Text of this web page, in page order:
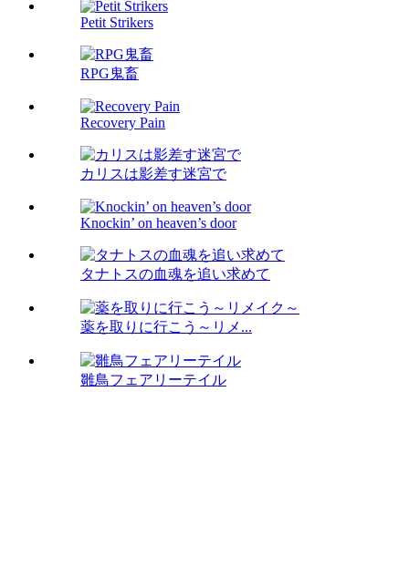
Petit Strikers
RPG鬼畜
Recovery Pain
カリスは影差す迷宮で
Knockin’ on heaven’s door
タナトスの血魂を追い求めて
薬を取りに行こう～リメ...
雛鳥フェアリーテイル